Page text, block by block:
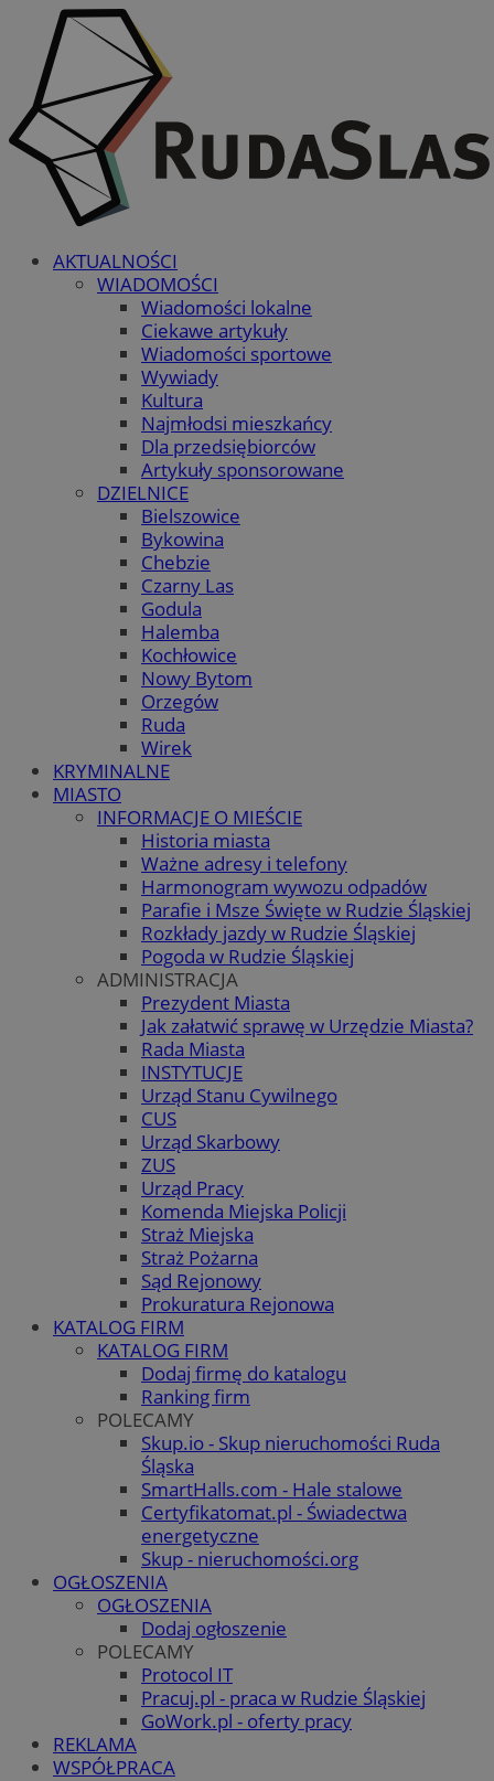
AKTUALNOŚCI
WIADOMOŚCI
Wiadomości lokalne
Ciekawe artykuły
Wiadomości sportowe
Wywiady
Kultura
Najmłodsi mieszkańcy
Dla przedsiębiorców
Artykuły sponsorowane
DZIELNICE
Bielszowice
Bykowina
Chebzie
Czarny Las
Godula
Halemba
Kochłowice
Nowy Bytom
Orzegów
Ruda
Wirek
KRYMINALNE
MIASTO
INFORMACJE O MIEŚCIE
Historia miasta
Ważne adresy i telefony
Harmonogram wywozu odpadów
Parafie i Msze Święte w Rudzie Śląskiej
Rozkłady jazdy w Rudzie Śląskiej
Pogoda w Rudzie Śląskiej
ADMINISTRACJA
Prezydent Miasta
Jak załatwić sprawę w Urzędzie Miasta?
Rada Miasta
INSTYTUCJE
Urząd Stanu Cywilnego
CUS
Urząd Skarbowy
ZUS
Urząd Pracy
Komenda Miejska Policji
Straż Miejska
Straż Pożarna
Sąd Rejonowy
Prokuratura Rejonowa
KATALOG FIRM
KATALOG FIRM
Dodaj firmę do katalogu
Ranking firm
POLECAMY
Skup.io - Skup nieruchomości Ruda
Śląska
SmartHalls.com - Hale stalowe
Certyfikatomat.pl - Świadectwa
energetyczne
Skup - nieruchomości.org
OGŁOSZENIA
OGŁOSZENIA
Dodaj ogłoszenie
POLECAMY
Protocol IT
Pracuj.pl - praca w Rudzie Śląskiej
GoWork.pl - oferty pracy
REKLAMA
WSPÓŁPRACA